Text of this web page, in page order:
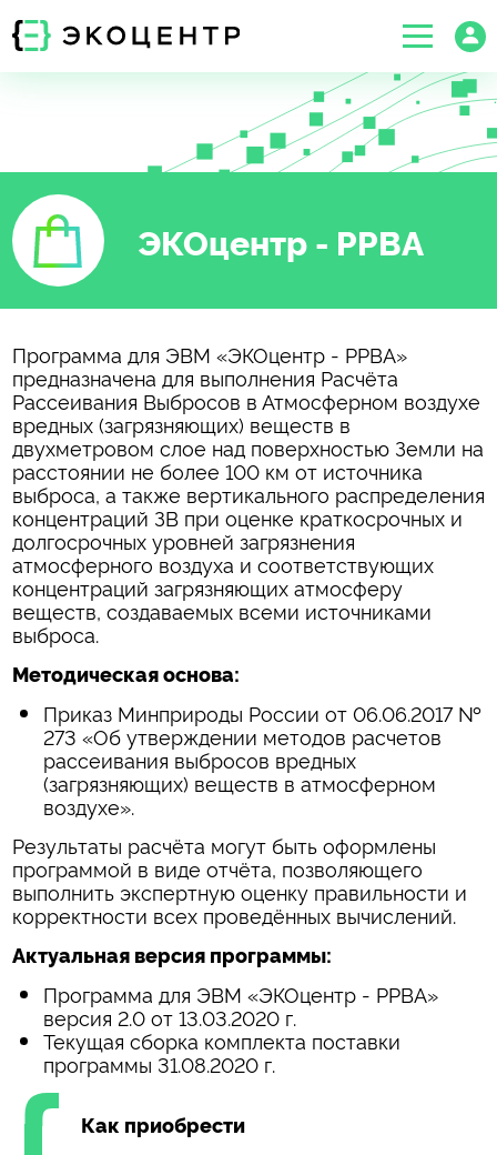
ЭКОцентр - РРВА
Программа для ЭВМ «ЭКОцентр - РРВА»
предназначена для выполнения Расчёта
Рассеивания Выбросов в Атмосферном воздухе
вредных (загрязняющих) веществ в
двухметровом слое над поверхностью Земли на
расстоянии не более 100 км от источника
выброса, а также вертикального распределения
концентраций ЗВ при оценке краткосрочных и
долгосрочных уровней загрязнения
атмосферного воздуха и соответствующих
концентраций загрязняющих атмосферу
веществ, создаваемых всеми источниками
выброса.
Методическая основа:
Приказ Минприроды России от 06.06.2017 №
273 «Об утверждении методов расчетов
рассеивания выбросов вредных
(загрязняющих) веществ в атмосферном
воздухе».
Результаты расчёта могут быть оформлены
программой в виде отчёта, позволяющего
выполнить экспертную оценку правильности и
корректности всех проведённых вычислений.
Актуальная версия программы:
Программа для ЭВМ «ЭКОцентр - РРВА»
версия 2.0 от 13.03.2020 г.
Текущая сборка комплекта поставки
программы 31.08.2020 г.
Как приобрести